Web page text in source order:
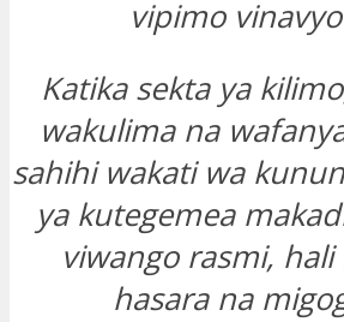
vipimo
Katika sekta ya
wakulima na
sahihi wakati wa
ya kutegemea
viwango rasmi,
hasara na